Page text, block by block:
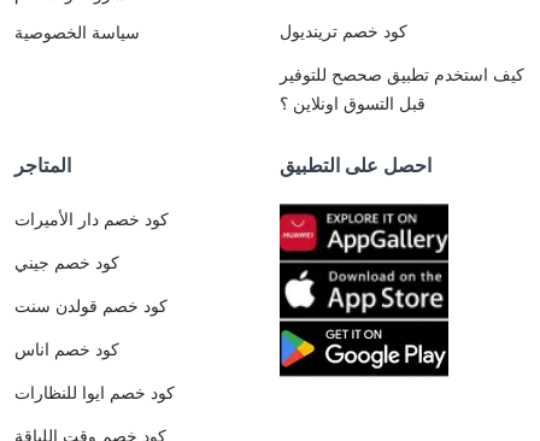
سياسة الخصوصية
كود خصم ترينديول
كيف استخدم تطبيق صحصح للتوفير
قبل التسوق اونلاين ؟
المتاجر
كود خصم دار الأميرات
كود خصم جيني
كود خصم قولدن سنت
كود خصم اناس
كود خصم ايوا للنظارات
كود خصم وقت اللياقة
احصل على التطبيق